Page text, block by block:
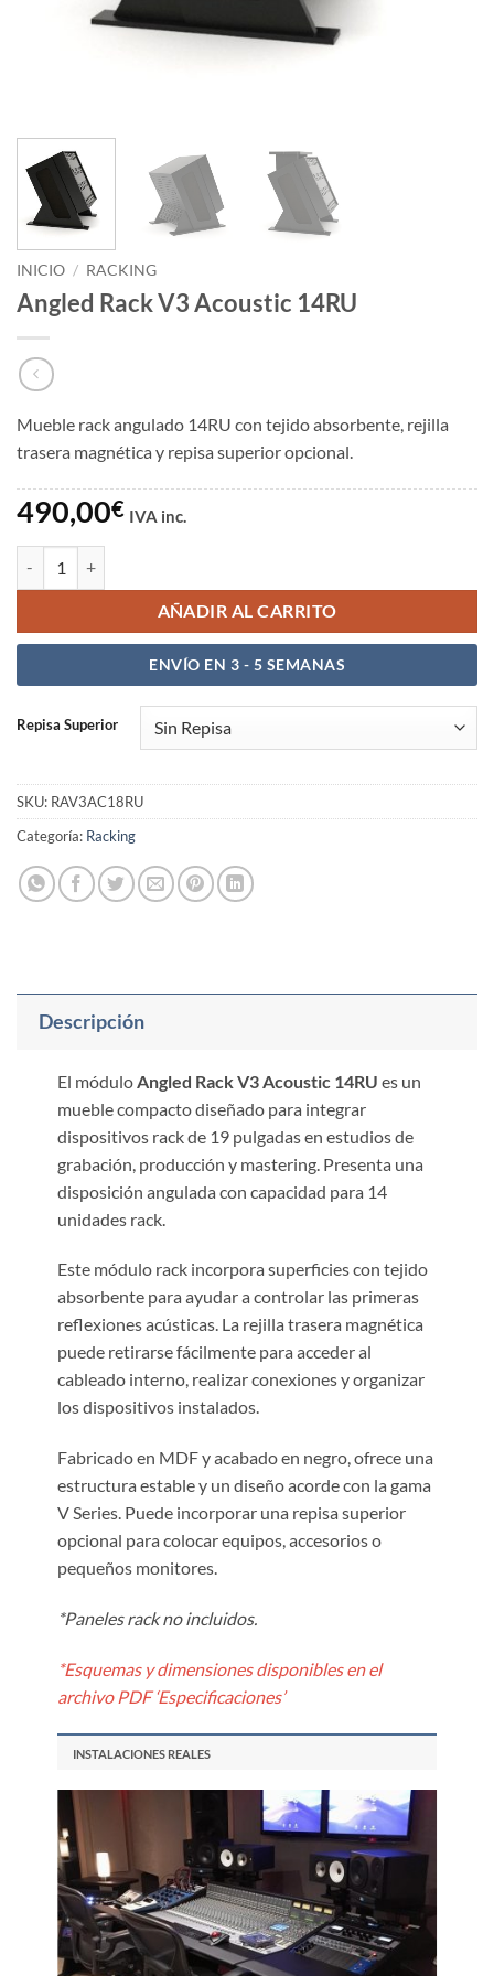
INICIO / RACKING
Angled Rack V3 Acoustic 14RU
Mueble rack angulado 14RU con tejido absorbente, rejilla
trasera magnética y repisa superior opcional.
490,00€ IVA inc.
AÑADIR AL CARRITO
ENVÍO EN 3 - 5 SEMANAS
Repisa Superior
SKU: RAV3AC18RU
Categoría: Racking
Descripción
El módulo Angled Rack V3 Acoustic 14RU es un
mueble compacto diseñado para integrar
dispositivos rack de 19 pulgadas en estudios de
grabación, producción y mastering. Presenta una
disposición angulada con capacidad para 14
unidades rack.
Este módulo rack incorpora superficies con tejido
absorbente para ayudar a controlar las primeras
reflexiones acústicas. La rejilla trasera magnética
puede retirarse fácilmente para acceder al
cableado interno, realizar conexiones y organizar
los dispositivos instalados.
Fabricado en MDF y acabado en negro, ofrece una
estructura estable y un diseño acorde con la gama
V Series. Puede incorporar una repisa superior
opcional para colocar equipos, accesorios o
pequeños monitores.
*Paneles rack no incluidos.
*Esquemas y dimensiones disponibles en el
archivo PDF ‘Especificaciones’
INSTALACIONES REALES